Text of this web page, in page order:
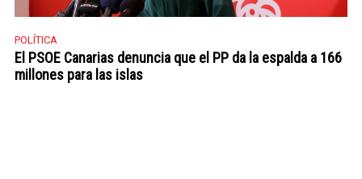
POLÍTICA
El PSOE Canarias denuncia que el PP da la espalda a 166
millones para las islas